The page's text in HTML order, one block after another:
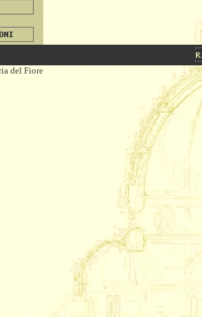
del Fiore